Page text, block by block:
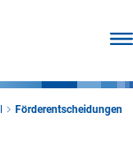
Förderentscheidungen